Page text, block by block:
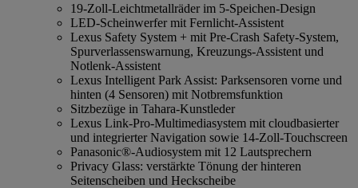
19-Zoll-Leichtmetallräder im 5-Speichen-Design
LED-Scheinwerfer mit Fernlicht-Assistent
Lexus Safety System + mit Pre-Crash Safety-System,
Spurverlassenswarnung, Kreuzungs-Assistent und
Notlenk-Assistent
Lexus Intelligent Park Assist: Parksensoren vorne und
hinten (4 Sensoren) mit Notbremsfunktion
Sitzbezüge in Tahara-Kunstleder
Lexus Link-Pro-Multimediasystem mit cloudbasierter
und integrierter Navigation sowie 14-Zoll-Touchscreen
Panasonic®-Audiosystem mit 12 Lautsprechern
Privacy Glass: verstärkte Tönung der hinteren
Seitenscheiben und Heckscheibe